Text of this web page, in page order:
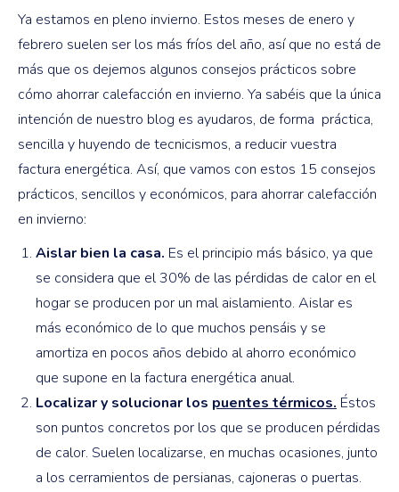
Ya estamos en pleno invierno. Estos meses de enero y
febrero suelen ser los más fríos del año, así que no está de
más que os dejemos algunos consejos prácticos sobre
cómo ahorrar calefacción en invierno. Ya sabéis que la única
intención de nuestro blog es ayudaros, de forma práctica,
sencilla y huyendo de tecnicismos, a reducir vuestra
factura energética. Así, que vamos con estos 15 consejos
prácticos, sencillos y económicos, para ahorrar calefacción
en invierno:
Aislar bien la casa. Es el principio más básico, ya que
se considera que el 30% de las pérdidas de calor en el
hogar se producen por un mal aislamiento. Aislar es
más económico de lo que muchos pensáis y se
amortiza en pocos años debido al ahorro económico
que supone en la factura energética anual.
Localizar y solucionar los puentes térmicos. Éstos
son puntos concretos por los que se producen pérdidas
de calor. Suelen localizarse, en muchas ocasiones, junto
a los cerramientos de persianas, cajoneras o puertas.